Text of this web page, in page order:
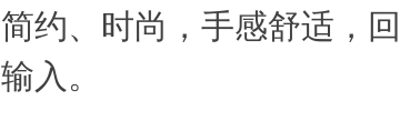
简约、时尚，手感舒适，
输入。